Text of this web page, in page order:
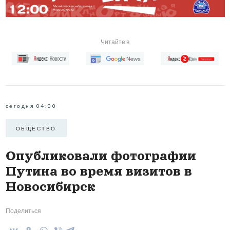
Читайте в
сегодня 04:00
ОБЩЕСТВО
Опубликовали фотографии
Путина во время визитов в
Новосибирск
Поделиться